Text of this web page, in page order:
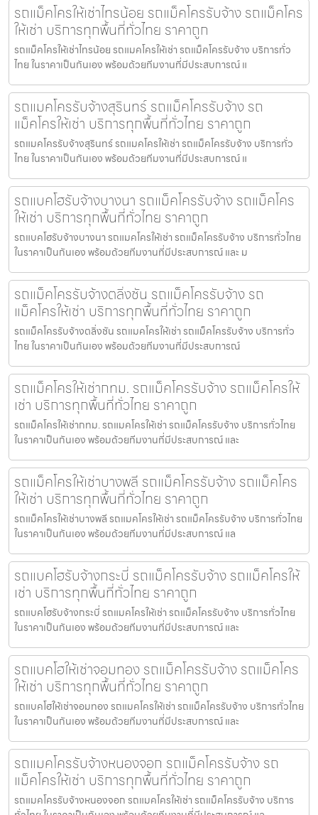
รถแม็คโครให้เช่าไทรน้อย รถแม็คโครรับจ้าง รถแม็คโคร
ให้เช่า บริการทุกพื้นที่ทั่วไทย ราคาถูก
รถแม็คโครให้เช่าไทรน้อย รถแมคโครให้เช่า รถแม็คโครรับจ้าง บริการทั่ว
ไทย ในราคาเป็นกันเอง พร้อมด้วยทีมงานที่มีประสบการณ์ แ
รถแมคโครรับจ้างสุรินทร์ รถแม็คโครรับจ้าง รถ
แม็คโครให้เช่า บริการทุกพื้นที่ทั่วไทย ราคาถูก
รถแมคโครรับจ้างสุรินทร์ รถแมคโครให้เช่า รถแม็คโครรับจ้าง บริการทั่ว
ไทย ในราคาเป็นกันเอง พร้อมด้วยทีมงานที่มีประสบการณ์ แ
รถแบคโฮรับจ้างบางนา รถแม็คโครรับจ้าง รถแม็คโคร
ให้เช่า บริการทุกพื้นที่ทั่วไทย ราคาถูก
รถแบคโฮรับจ้างบางนา รถแมคโครให้เช่า รถแม็คโครรับจ้าง บริการทั่วไทย
ในราคาเป็นกันเอง พร้อมด้วยทีมงานที่มีประสบการณ์ และ ม
รถแม็คโครรับจ้างตลิ่งชัน รถแม็คโครรับจ้าง รถ
แม็คโครให้เช่า บริการทุกพื้นที่ทั่วไทย ราคาถูก
รถแม็คโครรับจ้างตลิ่งชัน รถแมคโครให้เช่า รถแม็คโครรับจ้าง บริการทั่ว
ไทย ในราคาเป็นกันเอง พร้อมด้วยทีมงานที่มีประสบการณ์
รถแม็คโครให้เช่ากทม. รถแม็คโครรับจ้าง รถแม็คโครให้
เช่า บริการทุกพื้นที่ทั่วไทย ราคาถูก
รถแม็คโครให้เช่ากทม. รถแมคโครให้เช่า รถแม็คโครรับจ้าง บริการทั่วไทย
ในราคาเป็นกันเอง พร้อมด้วยทีมงานที่มีประสบการณ์ และ
รถแม็คโครให้เช่าบางพลี รถแม็คโครรับจ้าง รถแม็คโคร
ให้เช่า บริการทุกพื้นที่ทั่วไทย ราคาถูก
รถแม็คโครให้เช่าบางพลี รถแมคโครให้เช่า รถแม็คโครรับจ้าง บริการทั่วไทย
ในราคาเป็นกันเอง พร้อมด้วยทีมงานที่มีประสบการณ์ แล
รถแบคโฮรับจ้างกระบี่ รถแม็คโครรับจ้าง รถแม็คโครให้
เช่า บริการทุกพื้นที่ทั่วไทย ราคาถูก
รถแบคโฮรับจ้างกระบี่ รถแมคโครให้เช่า รถแม็คโครรับจ้าง บริการทั่วไทย
ในราคาเป็นกันเอง พร้อมด้วยทีมงานที่มีประสบการณ์ และ
รถแบคโฮให้เช่าจอมทอง รถแม็คโครรับจ้าง รถแม็คโคร
ให้เช่า บริการทุกพื้นที่ทั่วไทย ราคาถูก
รถแบคโฮให้เช่าจอมทอง รถแมคโครให้เช่า รถแม็คโครรับจ้าง บริการทั่วไทย
ในราคาเป็นกันเอง พร้อมด้วยทีมงานที่มีประสบการณ์ และ
รถแมคโครรับจ้างหนองจอก รถแม็คโครรับจ้าง รถ
แม็คโครให้เช่า บริการทุกพื้นที่ทั่วไทย ราคาถูก
รถแมคโครรับจ้างหนองจอก รถแมคโครให้เช่า รถแม็คโครรับจ้าง บริการ